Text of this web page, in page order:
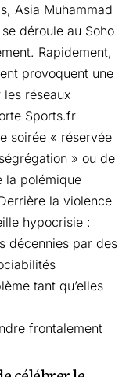
Asia Muhammad
déroule au Soho
Rapidement,
provoquent une
réseaux
Sports.fr
soirée « réservée
» ou de
la polémique
la violence
hypocrisie :
décennies par des
tant qu’elles
frontalement